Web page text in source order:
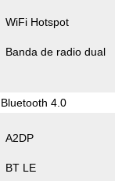
WiFi Hotspot
Banda de radio dual
Bluetooth 4.0
A2DP
BT LE